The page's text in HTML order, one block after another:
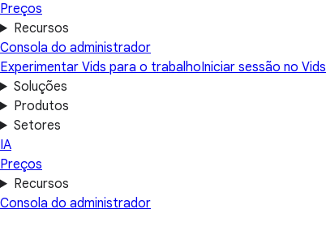
Preços
Recursos
Consola do administrador
Experimentar Vids para o trabalhoIniciar sessão no Vids
Soluções
Produtos
Setores
IA
Preços
Recursos
Consola do administrador